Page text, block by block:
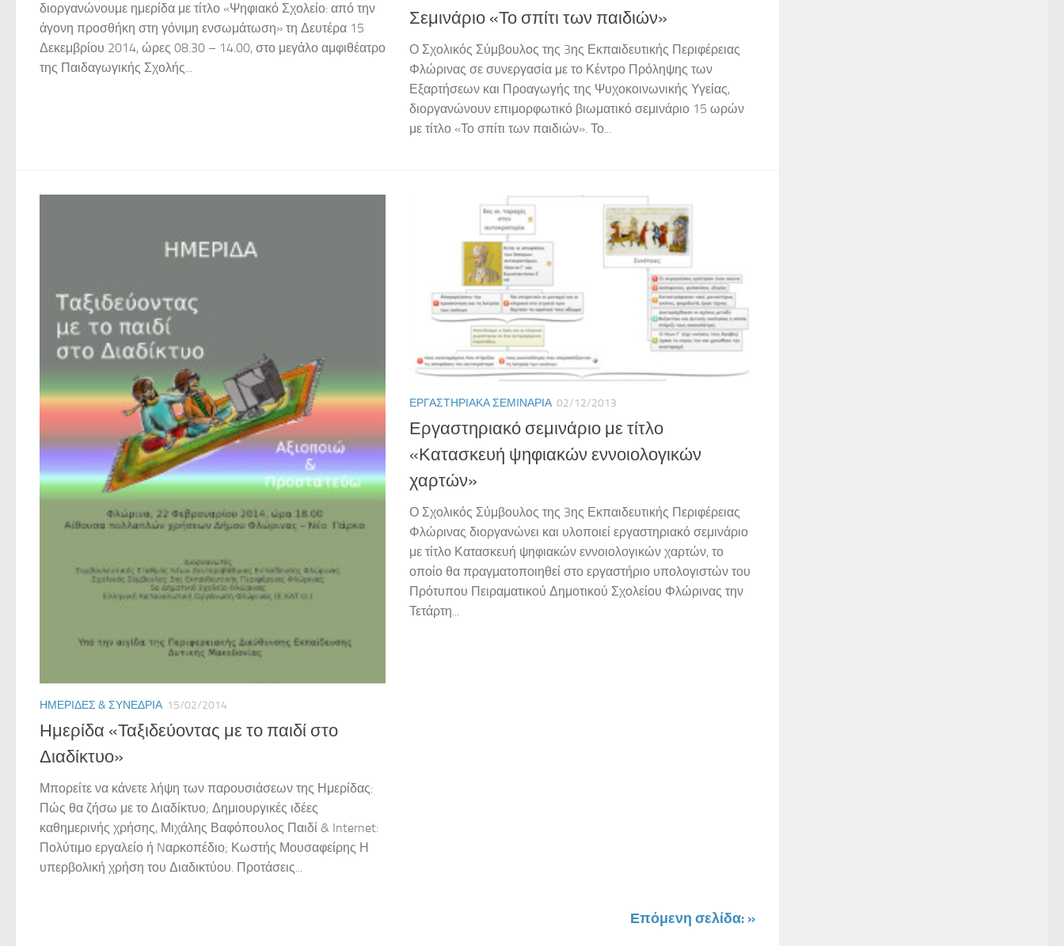
διοργανώνουμε ημερίδα με τίτλο «Ψηφιακό Σχολείο: από την
άγονη προσθήκη στη γόνιμη ενσωμάτωση» τη Δευτέρα 15
Δεκεμβρίου 2014, ώρες 08.30 – 14.00, στο μεγάλο αμφιθέατρο
της Παιδαγωγικής Σχολής...
Σεμινάριο «Το σπίτι των παιδιών»
Ο Σχολικός Σύμβουλος της 3ης Εκπαιδευτικής Περιφέρειας
Φλώρινας σε συνεργασία με το Κέντρο Πρόληψης των
Εξαρτήσεων και Προαγωγής της Ψυχοκοινωνικής Υγείας,
διοργανώνουν επιμορφωτικό βιωματικό σεμινάριο 15 ωρών
με τίτλο «Το σπίτι των παιδιών». Το...
ΗΜΕΡΊΔΕΣ & ΣΥΝΈΔΡΙΑ 15/02/2014
Ημερίδα «Ταξιδεύοντας με το παιδί στο
Διαδίκτυο»
Μπορείτε να κάνετε λήψη των παρουσιάσεων της Ημερίδας:
Πώς θα ζήσω με το Διαδίκτυο; Δημιουργικές ιδέες
καθημερινής χρήσης, Μιχάλης Βαφόπουλος Παιδί & Internet:
Πολύτιμο εργαλείο ή Nαρκοπέδιο; Κωστής Μουσαφείρης Η
υπερβολική χρήση του Διαδικτύου. Προτάσεις...
ΕΡΓΑΣΤΗΡΙΑΚΆ ΣΕΜΙΝΆΡΙΑ 02/12/2013
Εργαστηριακό σεμινάριο με τίτλο
«Κατασκευή ψηφιακών εννοιολογικών
χαρτών»
Ο Σχολικός Σύμβουλος της 3ης Εκπαιδευτικής Περιφέρειας
Φλώρινας διοργανώνει και υλοποιεί εργαστηριακό σεμινάριο
με τίτλο Κατασκευή ψηφιακών εννοιολογικών χαρτών, το
οποίο θα πραγματοποιηθεί στο εργαστήριο υπολογιστών του
Πρότυπου Πειραματικού Δημοτικού Σχολείου Φλώρινας την
Τετάρτη...
Επόμενη σελίδα: »